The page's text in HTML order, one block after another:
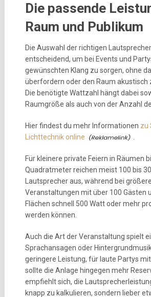
Die passende
Raum und Publikum
Die Auswahl der richtigen
entscheidend, um bei Events und
gewünschten Klang zu sorgen, ohne
überfordern oder den Raum akustisch
Die benötigte Wattzahl hängt dabei
Raumgröße als auch von der Anzahl
Hier findest du mehr Informationen zu
Lichttechnik online
Für kleinere private Feiern in Räumen
Quadratmeter reichen meist 100 bis
Lautsprecher aus, während bei
Veranstaltungen mit über 100 Gästen
Flächen schnell 500 Watt oder mehr
werden können.
Auch die Art der Veranstaltung spielt
Sprachansagen oder
geringere Leistung, für laute Partys
sollte die Anlage hingegen mehr
empfiehlt sich, die
knapp zu kalkulieren, sondern lieber